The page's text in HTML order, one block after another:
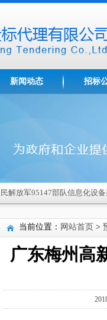
新闻动态 招标
当前位置： 网站首页 >
广东梅州高